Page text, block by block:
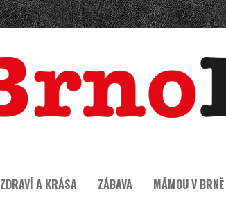
ZDRAVÍ A KRÁSA ZÁBAVA MÁMOU V BRNĚ